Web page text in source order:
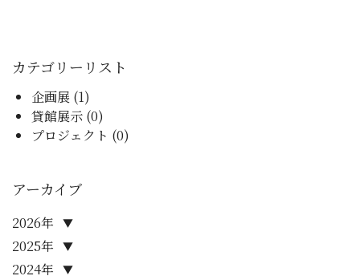
カテゴリーリスト
企画展 (1)
貸館展示 (0)
プロジェクト (0)
アーカイブ
2024年 ▼
2025年 ▼
2026年 ▼